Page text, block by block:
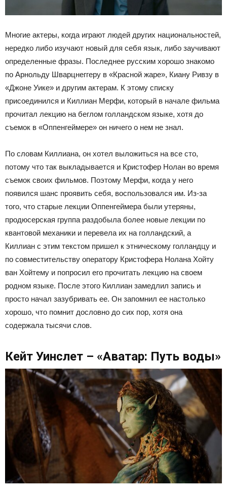
Многие актеры, когда играют людей других национальностей,
нередко либо изучают новый для себя язык, либо заучивают
определенные фразы. Последнее русским хорошо знакомо
по Арнольду Шварцнеггеру в «Красной жаре», Киану Ривзу в
«Джоне Уике» и другим актерам. К этому списку
присоединился и Киллиан Мерфи, который в начале фильма
прочитал лекцию на беглом голландском языке, хотя до
съемок в «Оппенгеймере» он ничего о нем не знал.
По словам Киллиана, он хотел выложиться на все сто,
потому что так выкладывается и Кристофер Нолан во время
съемок своих фильмов. Поэтому Мерфи, когда у него
появился шанс проявить себя, воспользовался им. Из-за
того, что старые лекции Оппенгеймера были утеряны,
продюсерская группа раздобыла более новые лекции по
квантовой механики и перевела их на голландский, а
Киллиан с этим текстом пришел к этническому голландцу и
по совместительству оператору Кристофера Нолана Хойту
ван Хойтему и попросил его прочитать лекцию на своем
родном языке. После этого Киллиан замедлил запись и
просто начал зазубривать ее. Он запомнил ее настолько
хорошо, что помнит дословно до сих пор, хотя она
содержала тысячи слов.
Кейт Уинслет – «Аватар: Путь воды»